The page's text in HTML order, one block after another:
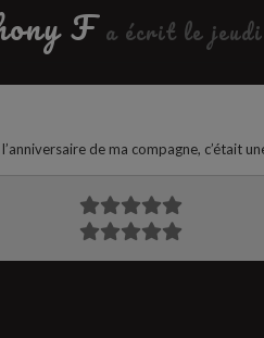
F a écrit le
de ma compagne, c’était